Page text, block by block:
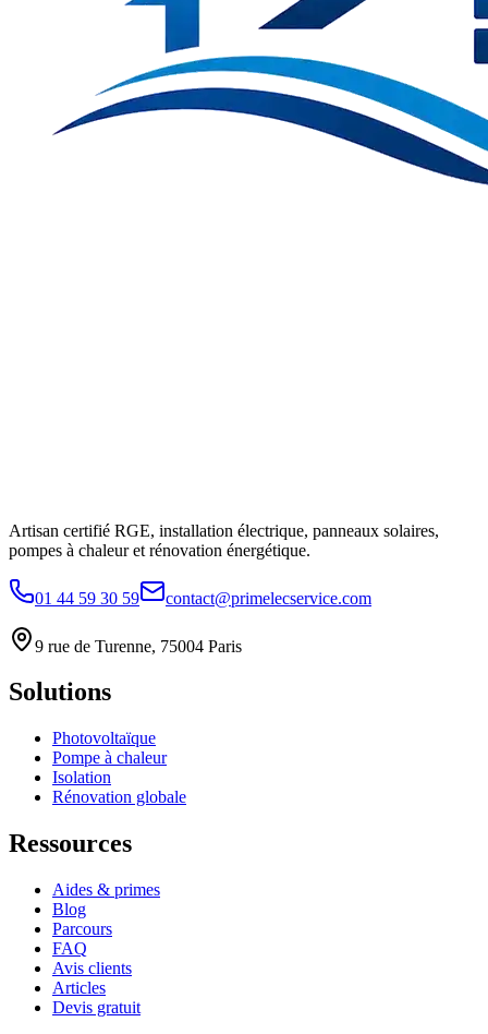
Artisan certifié RGE, installation électrique, panneaux solaires,
pompes à chaleur et rénovation énergétique.
01 44 59 30 59 contact@primelecservice.com
9 rue de Turenne, 75004 Paris
Solutions
Photovoltaïque
Pompe à chaleur
Isolation
Rénovation globale
Ressources
Aides & primes
Blog
Parcours
FAQ
Avis clients
Articles
Devis gratuit